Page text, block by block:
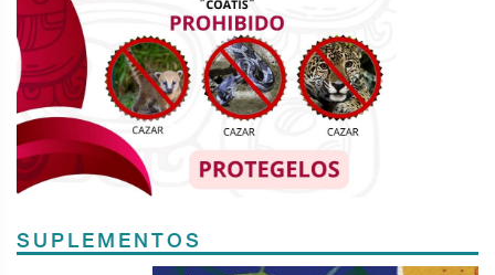
SUPLEMENTOS